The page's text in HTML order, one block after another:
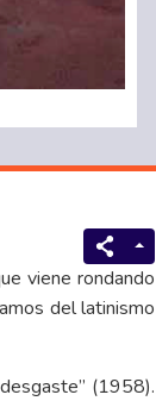
viene rondando
del latinismo
(1958).